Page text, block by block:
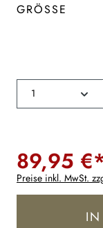
GRÖSSE
89,95
Preise inkl. MwSt.
IN